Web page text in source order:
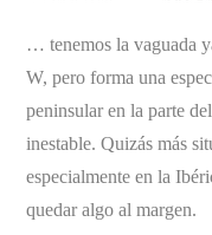
… tenemos la vaguada
W, pero forma una
peninsular en la parte
inestable. Quizás más
especialmente en la
quedar algo al margen.